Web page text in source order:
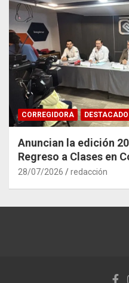
CORREGIDORA
Anuncian la edición
Regreso a Clases en
28/07/2026 redacción